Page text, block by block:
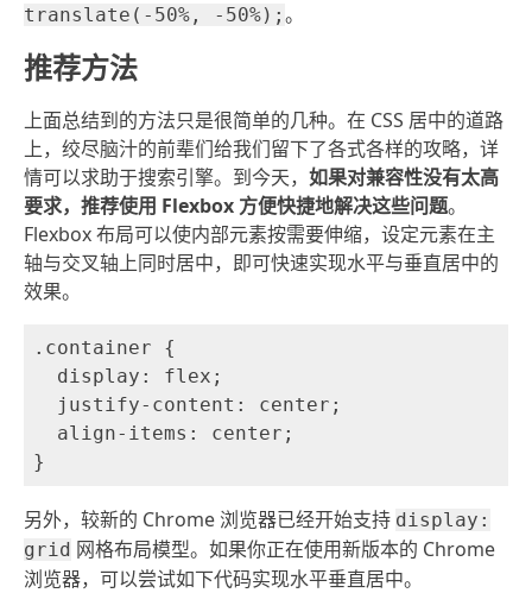
translate(-50%, -50%); 。
推荐方法
上面总结到的方法只是很简单的几种。在 CSS 居中的道路
上，绞尽脑汁的前辈们给我们留下了各式各样的攻略，详
情可以求助于搜索引擎。到今天， 如果对兼容性没有太高
要求，推荐使用 Flexbox 方便快捷地解决这些问题。
Flexbox 布局可以使内部元素按需要伸缩，设定元素在主
轴与交叉轴上同时居中，即可快速实现水平与垂直居中的
效果。
.container {
  display: flex;
  justify-content: center;
  align-items: center;
另外，较新的 Chrome 浏览器已经开始支持 display:
grid 网格布局模型。如果你正在使用新版本的 Chrome
浏览器，可以尝试如下代码实现水平垂直居中。